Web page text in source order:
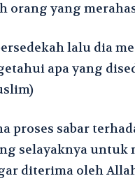
orang yang
lalu dia
apa yang
proses sabar
selayaknya untuk
diterima oleh Allah